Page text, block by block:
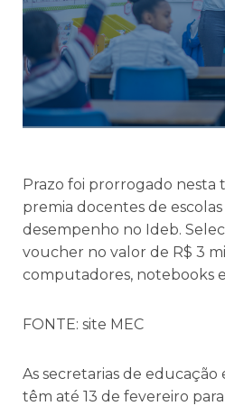
Prazo foi prorrogado nesta
premia docentes de
desempenho no Ideb.
voucher no valor de R$ 3
computadores, notebooks
FONTE: site MEC
As secretarias de educação
têm até 13 de fevereiro